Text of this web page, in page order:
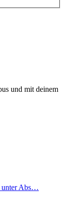
und mit deinem
unter Abs…